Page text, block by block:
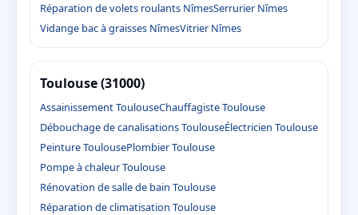
Réparation de volets roulants NîmesSerrurier Nîmes
Vidange bac à graisses NîmesVitrier Nîmes
Toulouse (31000)
Assainissement ToulouseChauffagiste Toulouse
Débouchage de canalisations ToulouseÉlectricien Toulouse
Peinture ToulousePlombier Toulouse
Pompe à chaleur Toulouse
Rénovation de salle de bain Toulouse
Réparation de climatisation Toulouse